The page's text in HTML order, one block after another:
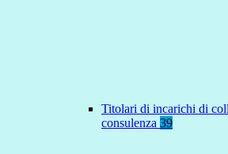
Titolari di incarichi di
consulenza 39